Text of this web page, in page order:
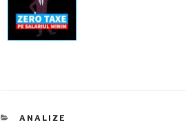
CATEGORIES
ANALIZE